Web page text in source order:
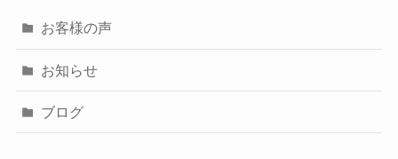
お客様の声
お知らせ
ブログ